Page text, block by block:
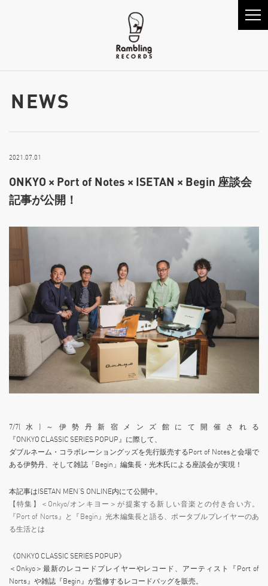
NEWS
2021.07.01
ONKYO × Port of Notes × ISETAN × Begin 座談会
記事が公開！
7/7(水)～伊勢丹新宿メンズ館にて開催される
『ONKYO CLASSIC SERIES POPUP』に際して、
ダブルネーム・コラボレーショングッズを先行販売するPort of Notesと会場で
ある伊勢丹、そして雑誌「Begin」編集長・光木氏による座談会が実現！
本記事はISETAN MEN’S ONLINE内にて公開中。
【特集】＜Onkyo/オンキヨー＞が提案する新しい音楽との付き合い方。
『Port of Norts』と『Begin』光木編集長と語る、ポータブルプレイヤーのあ
る生活とは
《ONKYO CLASSIC SERIES POPUP》
＜Onkyo＞最新のレコードプレイヤーやレコード、アーティスト『Port of
Norts』や雑誌『Begin』が監修するレコードバッグを販売。